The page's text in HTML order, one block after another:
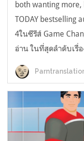
both wanting more,
TODAY bestselling
4ในซีรีส์ Game
อ่าน ในที่สุดลำดับเรื่